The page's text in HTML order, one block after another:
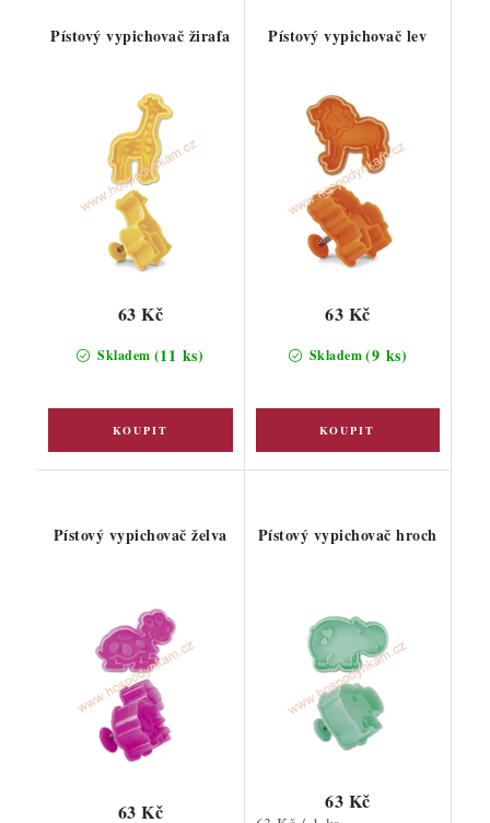
Pístový vypichovač žirafa
Skladem (11 ks)
63 Kč
Pístový vypichovač lev
Skladem(9 ks)
63 Kč
Pístový vypichovač želva
63 Kč
Pístový vypichovač hroch
63 Kč